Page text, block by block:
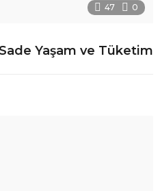
47 0
Yaşam ve Tüketim